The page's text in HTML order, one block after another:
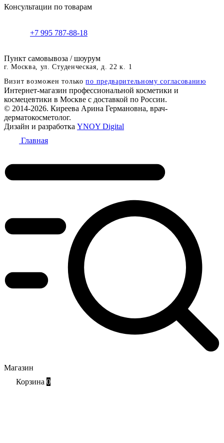
Консультации по товарам
+7 995 787-88-18
Пункт самовывоза / шоурум
г. Москва, ул. Студенческая, д. 22 к. 1
Визит возможен толькопо предварительному согласованию
Интернет-магазин профессиональной косметики и
космецевтики в Москве с доставкой по России.
© 2014-2026. Киреева Арина Германовна, врач-
дерматокосметолог.
Дизайн и разработка YNOY Digital
Главная
Магазин
Корзина 0